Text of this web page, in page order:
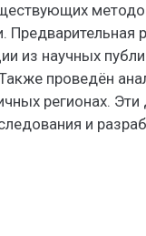
Предварительная
из научных
проведён
регионах.
и